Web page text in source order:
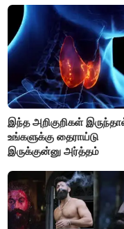
இந்த அறிகுறிகள்
உங்களுக்கு தைராய்டு
இருக்குன்னு அர்த்தம்